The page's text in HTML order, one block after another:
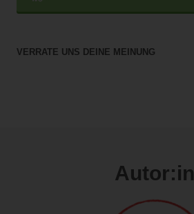
VERRATE UNS DEINE MEINUNG
Autor:in